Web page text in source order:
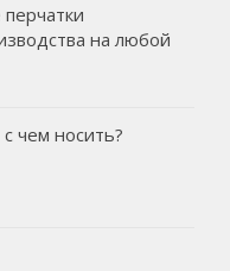
на любой
чем носить?